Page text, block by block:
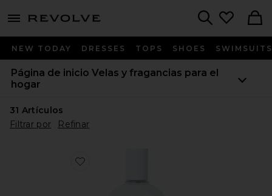
menu - shows more content
NEW TODAY DRESSES TOPS SHOES SWIMSUITS
Página de inicio Velas y fragancias para el
hogar
31 Artículos
Filtrar por
Refinar
Favorite HABITACIÓN + SPRAY DE ROPA MILK